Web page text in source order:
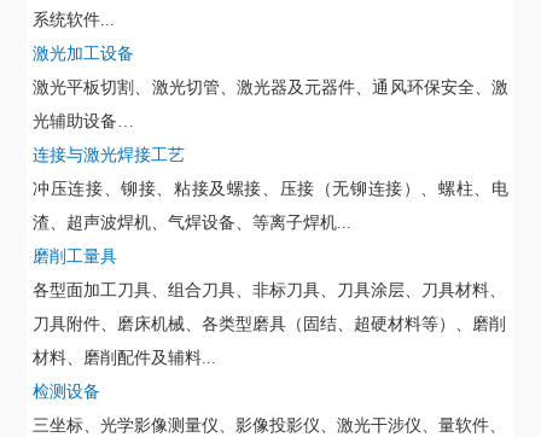
系统软件...
激光加工设备
激光平板切割、激光切管、激光器及元器件、通风环保安全、激
光辅助设备…
连接与激光焊接工艺
冲压连接、铆接、粘接及螺接、压接（无铆连接）、螺柱、电
渣、超声波焊机、气焊设备、等离子焊机...
磨削工量具
各型面加工刀具、组合刀具、非标刀具、刀具涂层、刀具材料、
刀具附件、磨床机械、各类型磨具（固结、超硬材料等）、磨削
材料、磨削配件及辅料...
检测设备
三坐标、光学影像测量仪、影像投影仪、激光干涉仪、量软件、